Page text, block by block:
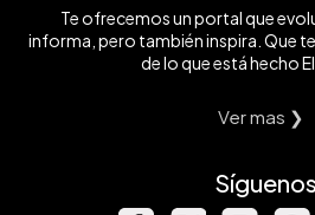
Te ofrecemos un portal que
informa, pero también inspira. Que
de lo que está hecho
Ver mas ❯
Síguenos